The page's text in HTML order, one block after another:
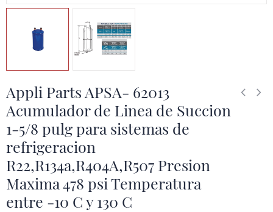
Appli Parts APSA- 62013
Acumulador de Linea de Succion
1-5/8 pulg para sistemas de
refrigeracion
R22,R134a,R404A,R507 Presion
Maxima 478 psi Temperatura
entre -10 C y 130 C